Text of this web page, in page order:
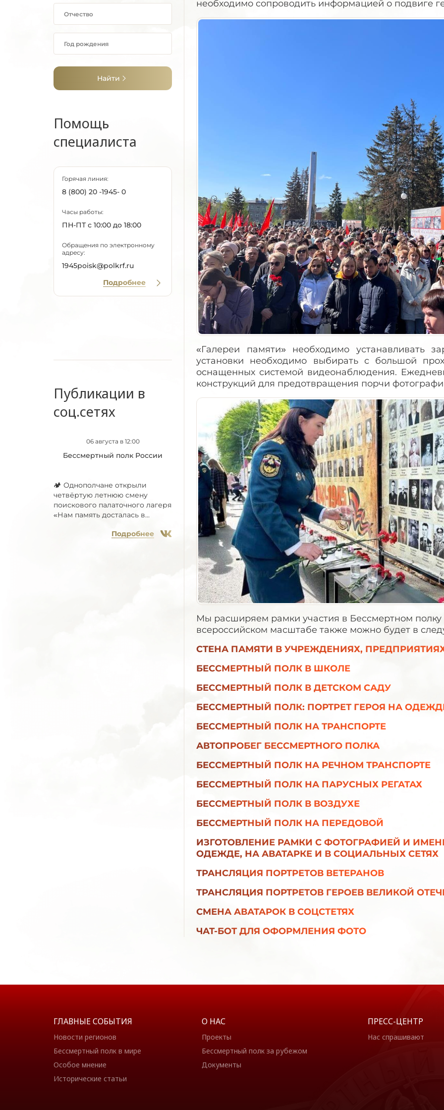
ВЕЛИКОЙ
ОТЕЧЕСТВЕННОЙ
ВОЙНЫ В ГОРОДАХ
СМЕНА АВАТАРОК В
СОЦСЕТЯХ
ФОТОНайти
Помощь
специалиста
Горячая линия:
8 (800) 20 -1945- 0
Часы работы:
ПН-ПТ с 10:00 до 18:00
Обращения по электронному
адресу:
1945poisk@polkrf.ru
Подробнее
Публикации в
соц.сетях
06 августа в 12:00
Бессмертный полк России
🏕 Однополчане открыли
четвёртую летнюю смену
поискового палаточного лагеря
«Нам память досталась в...
Подробнее
необходимо сопроводить информацией о подвиге
«Галереи памяти» необходимо устанавливать
установки необходимо выбирать с большой
оснащенных системой видеонаблюдения.
конструкций для предотвращения порчи
Мы расширяем рамки участия в Бессмертном полку
всероссийском масштабе также можно будет в
СТЕНА ПАМЯТИ В УЧРЕЖДЕНИЯХ,
БЕССМЕРТНЫЙ ПОЛК В ШКОЛЕ
БЕССМЕРТНЫЙ ПОЛК В ДЕТСКОМ САДУ
БЕССМЕРТНЫЙ ПОЛК: ПОРТРЕТ ГЕРОЯ НА
БЕССМЕРТНЫЙ ПОЛК НА ТРАНСПОРТЕ
АВТОПРОБЕГ БЕССМЕРТНОГО ПОЛКА
БЕССМЕРТНЫЙ ПОЛК НА РЕЧНОМ ТРАНСПОРТЕ
БЕССМЕРТНЫЙ ПОЛК НА ПАРУСНЫХ РЕГАТАХ
БЕССМЕРТНЫЙ ПОЛК В ВОЗДУХЕ
БЕССМЕРТНЫЙ ПОЛК НА ПЕРЕДОВОЙ
ИЗГОТОВЛЕНИЕ РАМКИ С ФОТОГРАФИЕЙ И
ОДЕЖДЕ, НА АВАТАРКЕ И В СОЦИАЛЬНЫХ СЕТЯХ
ТРАНСЛЯЦИЯ ПОРТРЕТОВ ВЕТЕРАНОВ
ТРАНСЛЯЦИЯ ПОРТРЕТОВ ГЕРОЕВ ВЕЛИКОЙ
СМЕНА АВАТАРОК В СОЦСТЕТЯХ
ЧАТ-БОТ ДЛЯ ОФОРМЛЕНИЯ ФОТО
ГЛАВНЫЕ СОБЫТИЯ
Новости регионов
Бессмертный полк в мире
Особое мнение
Исторические статьи
О НАС
Проекты
Бессмертный полк за рубежом
Документы
ПРЕСС-ЦЕНТР
Нас спрашивают